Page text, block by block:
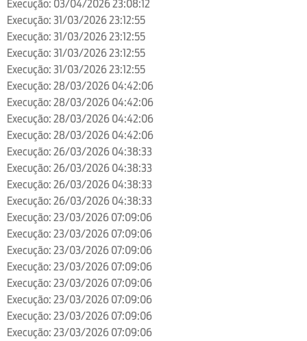
Execução: 03/04/2026 23:08:12
Execução: 31/03/2026 23:12:55
Execução: 31/03/2026 23:12:55
Execução: 31/03/2026 23:12:55
Execução: 31/03/2026 23:12:55
Execução: 28/03/2026 04:42:06
Execução: 28/03/2026 04:42:06
Execução: 28/03/2026 04:42:06
Execução: 28/03/2026 04:42:06
Execução: 26/03/2026 04:38:33
Execução: 26/03/2026 04:38:33
Execução: 26/03/2026 04:38:33
Execução: 26/03/2026 04:38:33
Execução: 23/03/2026 07:09:06
Execução: 23/03/2026 07:09:06
Execução: 23/03/2026 07:09:06
Execução: 23/03/2026 07:09:06
Execução: 23/03/2026 07:09:06
Execução: 23/03/2026 07:09:06
Execução: 23/03/2026 07:09:06
Execução: 23/03/2026 07:09:06